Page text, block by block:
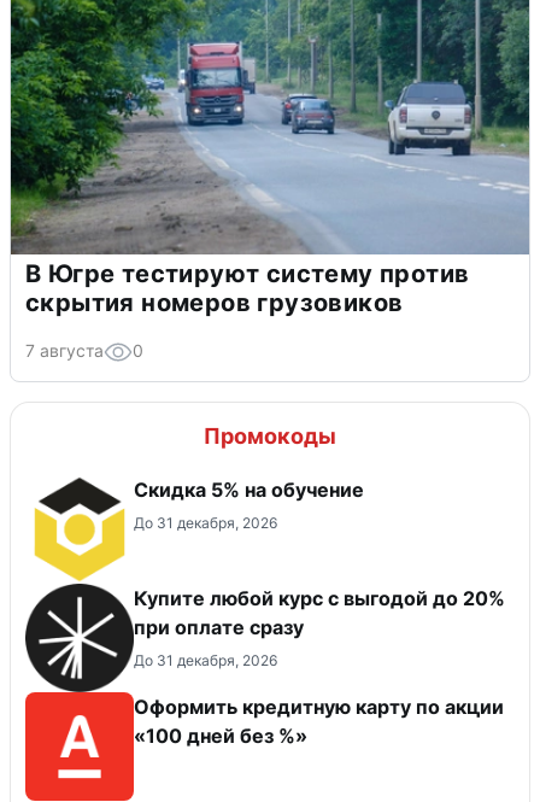
В Югре тестируют систему против
скрытия номеров грузовиков
7 августа 0
Промокоды
Скидка 5% на обучение
До 31 декабря, 2026
Купите любой курс с выгодой до 20%
при оплате сразу
До 31 декабря, 2026
Оформить кредитную карту по акции
«100 дней без %»